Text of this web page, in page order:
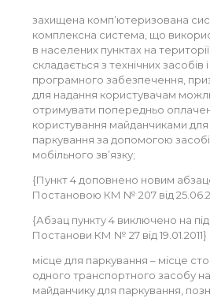
захищена комп’ютеризована
комплексна система, що
в населених пунктах на території
складається з технічних засобів і
програмного забезпечення,
для надання користувачам
отримувати попередньо
користування майданчиками для
паркування за допомогою
мобільного зв’язку;
{Пункт 4 доповнено новим
Постановою КМ № 207 від
{Абзац пункту 4 виключено на
Постанови КМ № 27 від 19.01.2011}
місце для паркування – місце
одного транспортного засобу на
майданчику для паркування,